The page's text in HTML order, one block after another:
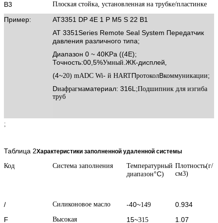
В3 Плоская стойка, установленная на трубке/пластинке
Пример:
AT3351 DP 4E 1 P M5 S 22 B1
AT 3351Series Remote Seal System Передатчик
давления различного типа;
Диапазон 0 ~ 40KPa ((4E);
Точность:00,5%Умный.ЖК-дисплей,
(4~20) mADC Wi- й HARTПротоколВкоммуникации;
Dиафрагмаматериал: 316L;Подшипник для изгиба
труб
;
Таблица 2Характеристики заполненной удаленной системы
Код Система заполнения
Температурный
диапазон°C)
Плотность(г/
см3)
/ Силиконовое масло -40~149
0.934
F
Высокая
15~315 1.07